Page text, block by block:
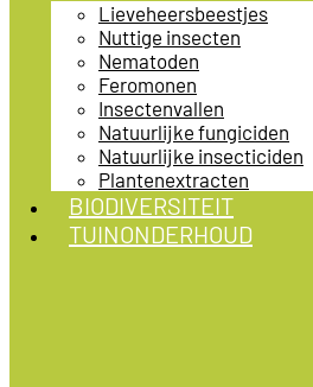
Lieveheersbeestjes
Nuttige insecten
Nematoden
Feromonen
Insectenvallen
Natuurlijke fungiciden
Natuurlijke insecticiden
Plantenextracten
BIODIVERSITEIT
TUINONDERHOUD